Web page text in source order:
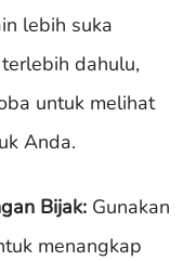
lebih suka
dahulu,
untuk melihat
Anda.
Bijak: Gunakan
menangkap